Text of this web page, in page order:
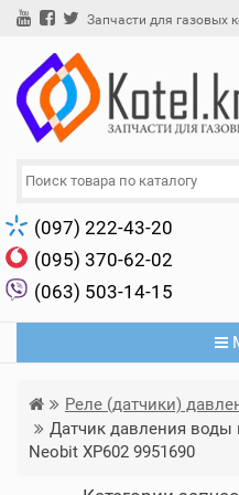
Запчасти для газовых
(097) 222-43-20
(095) 370-62-02
(063) 503-14-15
Реле (датчики)
Датчик давления воды
Neobit XP602 9951690